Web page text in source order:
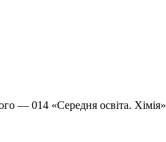
— 014 «Середня освіта. Хімія»